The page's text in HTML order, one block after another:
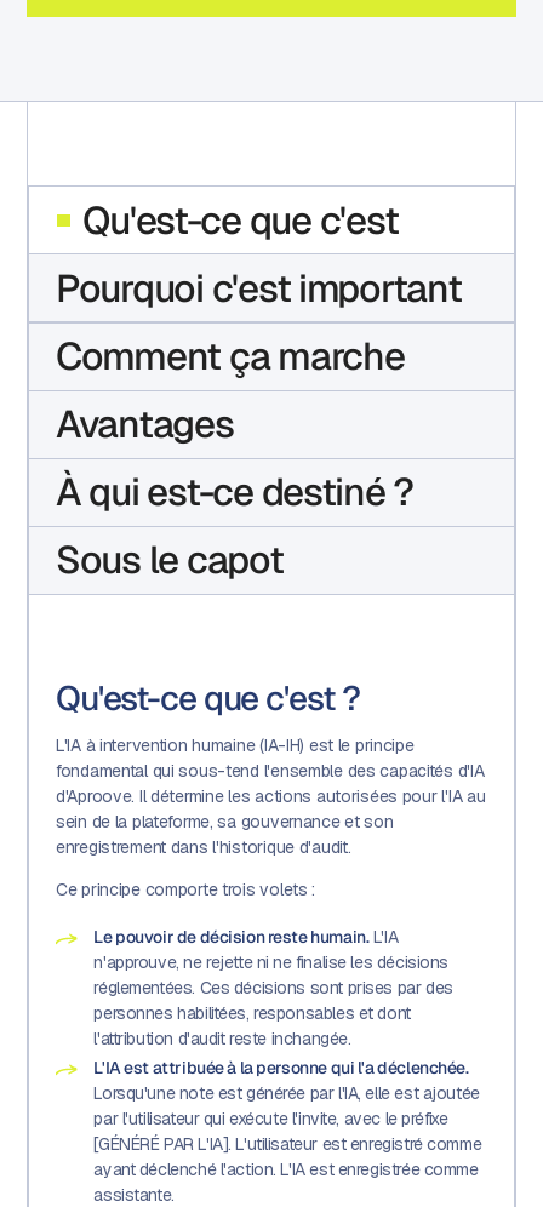
Qu'est-ce que c'est
Pourquoi c'est important
Comment ça marche
Avantages
À qui est-ce destiné ?
Sous le capot
Qu'est-ce que c'est ?
L'IA à intervention humaine (IA-IH) est le principe
fondamental qui sous-tend l'ensemble des capacités d'IA
d'Aproove. Il détermine les actions autorisées pour l'IA au
sein de la plateforme, sa gouvernance et son
enregistrement dans l'historique d'audit.
Ce principe comporte trois volets :
Le pouvoir de décision reste humain.L'IA
n'approuve, ne rejette ni ne finalise les décisions
réglementées. Ces décisions sont prises par des
personnes habilitées, responsables et dont
l'attribution d'audit reste inchangée.
L'IA est attribuée à la personne qui l'a déclenchée.
Lorsqu'une note est générée par l'IA, elle est ajoutée
par l'utilisateur qui exécute l'invite, avec le préfixe
[GÉNÉRÉ PAR L'IA]. L'utilisateur est enregistré comme
ayant déclenché l'action. L'IA est enregistrée comme
assistante.